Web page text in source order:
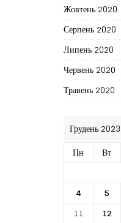
Жовтень 2020
Серпень 2020
Липень 2020
Червень 2020
Травень 2020
Грудень 2023
Пн
Вт
4
5
11
12